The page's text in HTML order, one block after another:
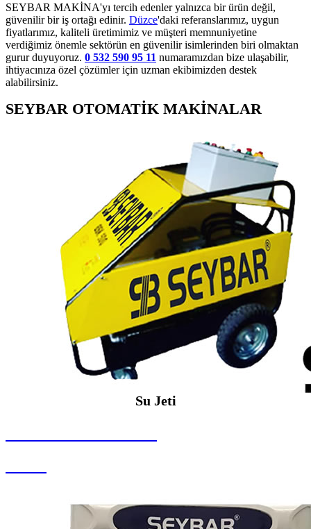
SEYBAR MAKİNA'yı tercih edenler yalnızca bir ürün değil,
güvenilir bir iş ortağı edinir. Düzce'daki referanslarımız, uygun
fiyatlarımız, kaliteli üretimimiz ve müşteri memnuniyetine
verdiğimiz önemle sektörün en güvenilir isimlerinden biri olmaktan
gurur duyuyoruz. 0 532 590 95 11 numaramızdan bize ulaşabilir,
ihtiyacınıza özel çözümler için uzman ekibimizden destek
alabilirsiniz.
SEYBAR OTOMATİK MAKİNALAR
Su Jeti